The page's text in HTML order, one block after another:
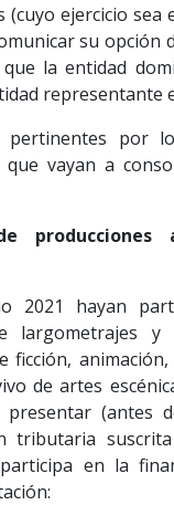
(cuyo ejercicio sea
su opción
la entidad
representante
por
vayan a
producciones
2021 hayan
largometrajes y
ficción,
de artes
(antes
tributaria
en la